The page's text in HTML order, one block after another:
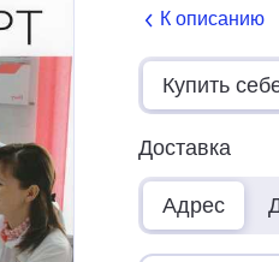
К описанию
Купить
Доставка
Адрес